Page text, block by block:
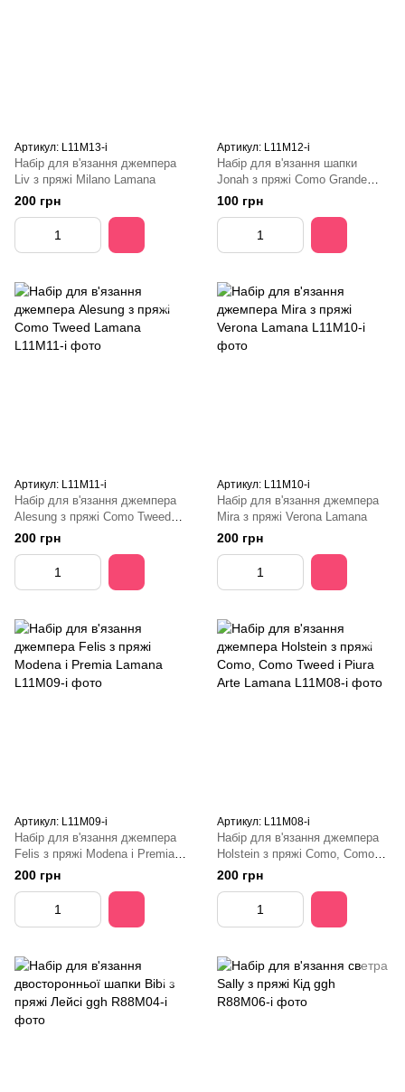
Артикул: L11M13-i
Набір для в'язання джемпера
Liv з пряжі Milano Lamana
200 грн
Артикул: L11M12-i
Набір для в'язання шапки
Jonah з пряжі Como Grande
Lamana
100 грн
Артикул: L11M11-i
Набір для в'язання джемпера
Alesung з пряжі Como Tweed
Lamana
200 грн
Артикул: L11M10-i
Набір для в'язання джемпера
Mira з пряжі Verona Lamana
200 грн
Артикул: L11M09-i
Набір для в'язання джемпера
Felis з пряжі Modena і Premia
Lamana
200 грн
Артикул: L11M08-i
Набір для в'язання джемпера
Holstein з пряжі Como, Como
Tweed і Piura Arte Lamana
200 грн